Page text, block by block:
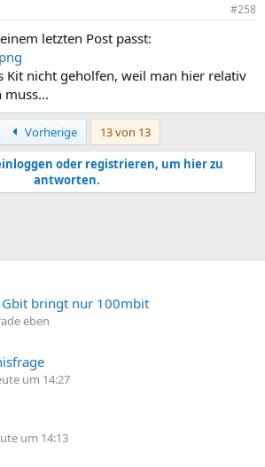
#258
letzten Post passt:
Kit nicht geholfen, weil man hier relativ
Vorherige
13 von 13
oder registrieren, um hier zu
antworten.
bringt nur 100mbit
eben
um 14:27
um 14:13